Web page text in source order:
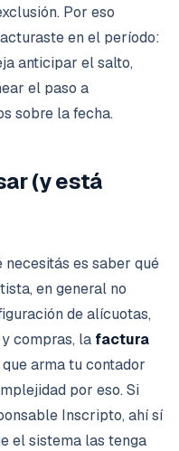
Por eso
en el período:
anticipar el salto,
el paso a
sobre la fecha.
(y está
es saber qué
en general no
de alícuotas,
compras, la factura
arma tu contador
por eso. Si
Inscripto, ahí sí
el sistema las tenga